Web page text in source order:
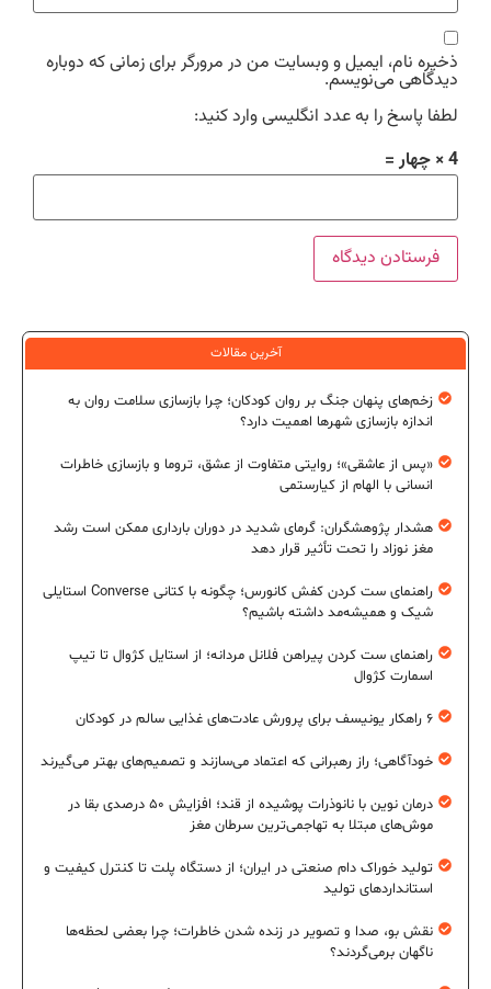
ذخیره نام، ایمیل و وبسایت من در مرورگر برای زمانی که دوباره
دیدگاهی می‌نویسم.
لطفا پاسخ را به عدد انگلیسی وارد کنید:
4 × چهار =
آخرین مقالات
زخم‌های پنهان جنگ بر روان کودکان؛ چرا بازسازی سلامت روان به
اندازه بازسازی شهرها اهمیت دارد؟
«پس از عاشقی»؛ روایتی متفاوت از عشق، تروما و بازسازی خاطرات
انسانی با الهام از کیارستمی
هشدار پژوهشگران: گرمای شدید در دوران بارداری ممکن است رشد
مغز نوزاد را تحت تأثیر قرار دهد
راهنمای ست کردن کفش کانورس؛ چگونه با کتانی Converse استایلی
شیک و همیشه‌مد داشته باشیم؟
راهنمای ست کردن پیراهن فلانل مردانه؛ از استایل کژوال تا تیپ
اسمارت کژوال
۶ راهکار یونیسف برای پرورش عادت‌های غذایی سالم در کودکان
خودآگاهی؛ راز رهبرانی که اعتماد می‌سازند و تصمیم‌های بهتر می‌گیرند
درمان نوین با نانوذرات پوشیده از قند؛ افزایش ۵۰ درصدی بقا در
موش‌های مبتلا به تهاجمی‌ترین سرطان مغز
تولید خوراک دام صنعتی در ایران؛ از دستگاه پلت تا کنترل کیفیت و
استانداردهای تولید
نقش بو، صدا و تصویر در زنده شدن خاطرات؛ چرا بعضی لحظه‌ها
ناگهان برمی‌گردند؟